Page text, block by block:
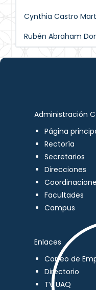
Cynthia Castro
Rubén Abraham
Administración
Página
Rectoría
Secretarios
Direcciones
Facultades
Campus
Enlaces
Correo de
Directorio
TV UAQ